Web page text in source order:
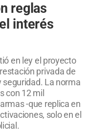
reglas
interés
en ley el proyecto
privada de
seguridad. La norma
con 12 mil
-que replica en
solo en el